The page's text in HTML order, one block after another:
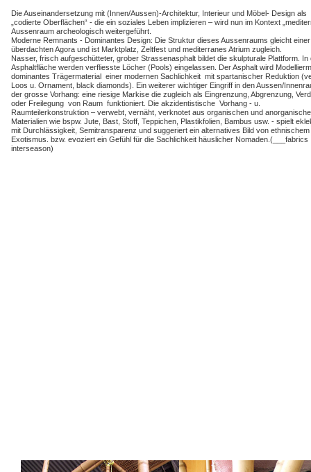
Die Auseinandersetzung mit (Innen/Aussen)-Architektur, Interieur und Möbel- Design als
„codierte Oberflächen“ - die ein soziales Leben implizieren – wird nun im Kontext
Aussenraum archeologisch weitergeführt.
Moderne Remnants - Dominantes Design: Die Struktur dieses Aussenraums gleicht einer
überdachten Agora und ist Marktplatz, Zeltfest und mediterranes Atrium zugleich.
Nasser, frisch aufgeschütteter, grober Strassenasphalt bildet die skulpturale Plattform. In
Asphaltfläche werden verfliesste Löcher (Pools) eingelassen. Der Asphalt wird
dominantes Trägermaterial einer modernen Sachlichkeit mit spartanischer Reduktion
Loos u. Ornament, black diamonds). Ein weiterer wichtiger Eingriff in den Aussen/
der grosse Vorhang: eine riesige Markise die zugleich als Eingrenzung, Abgrenzung,
oder Freilegung von Raum funktioniert. Die akzidentistische Vorhang - u.
Raumteilerkonstruktion – verwebt, vernäht, verknotet aus organischen und
Materialien wie bspw. Jute, Bast, Stoff, Teppichen, Plastikfolien, Bambus usw. - spielt
mit Durchlässigkeit, Semitransparenz und suggeriert ein alternatives Bild von ethnischem
Exotismus. bzw. evoziert ein Gefühl für die Sachlichkeit häuslicher Nomaden.(___fabrics
interseason)